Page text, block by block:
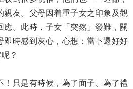
親友。父母因着重子女之印象及觀
應。此時，子女「突然」發難，關
即時感到灰心，心想：當下還好好
？
！只是有時候，為了面子、為了禮